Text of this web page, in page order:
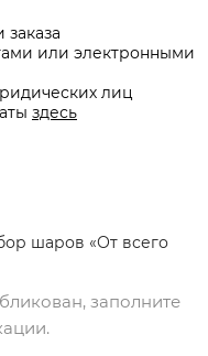
или электронными
лиц
здесь
шаров «От всего
заполните